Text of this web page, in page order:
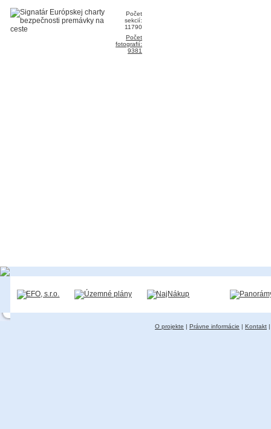
Počet
sekcií:
11790
Počet
fotografií:
9381
O projekte | Právne informácie | Kontakt